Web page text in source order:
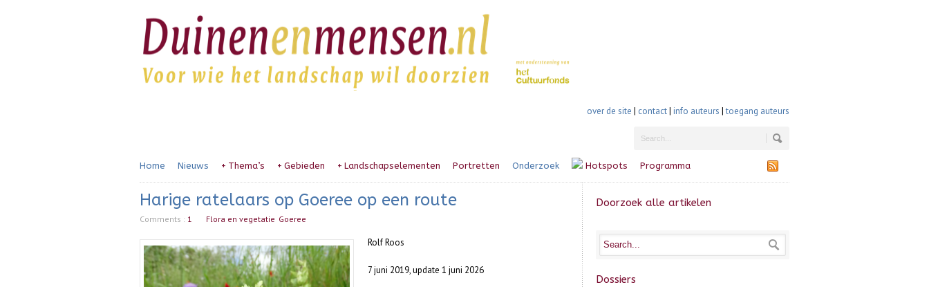
over de site | contact| info auteurs |toegang auteurs
Home Nieuws Thema’s
+ Gebieden
+ Landschapselementen
+ Portretten Onderzoek Hotspots Programma
Harige ratelaars op Goeree op een route
Flora en vegetatie Goeree
Comments : 1
Rolf Roos
7 juni 2019, update 1 juni 2026
Doorzoek alle artikelen
Dossiers